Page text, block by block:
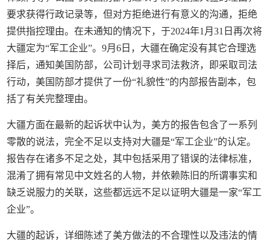
要求获得行政记录等，但对方拒绝进行有意义的沟通，拒绝
提供指控理由。在未通知的情况下，于2024年1月31日再次将
大疆定为“军工企业”。9月6日，大疆在确定没有其它合理选
择后，通知美国防部，公司计划寻求司法救济，即采取司法
行动，美国防部才提供了一份“礼貌性”的内部报告副本，包
括了有关完整理由。
大疆方面在最新的起诉状中认为，美方的报告包含了一系列
零散的说法，完全不足以支持对大疆是“军工企业”的认定。
报告存在诸多不足之处，其中包括采用了错误的法律标准，
混淆了拥有常见中文姓名的人物，并依赖陈旧的所谓事实和
缺乏说服力的关联，这些都远远不足以证明大疆是一家“军工
企业”。
大疆的起诉，详细陈述了美方做法的不合理性以及违法的情